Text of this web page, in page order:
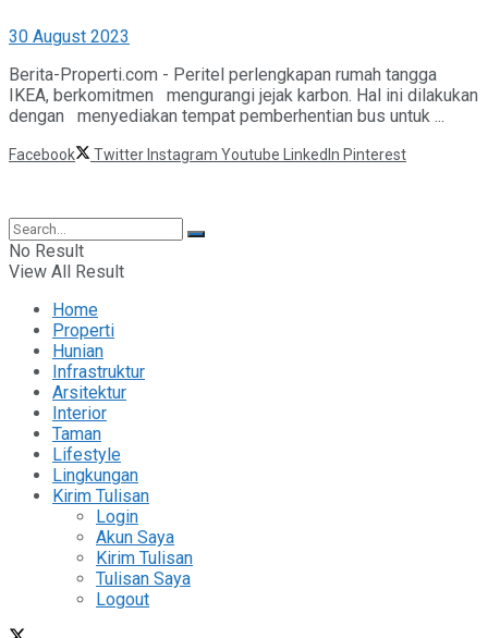
30 August 2023
Berita-Properti.com - Peritel perlengkapan rumah tangga
IKEA, berkomitmen mengurangi jejak karbon. Hal ini dilakukan
dengan menyediakan tempat pemberhentian bus untuk ...
Facebook Twitter Instagram Youtube LinkedIn Pinterest
No Result
View All Result
Home
Properti
Hunian
Infrastruktur
Arsitektur
Interior
Taman
Lifestyle
Lingkungan
Kirim Tulisan
Login
Akun Saya
Kirim Tulisan
Tulisan Saya
Logout